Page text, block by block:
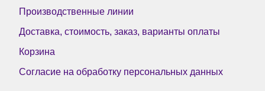
Производственные линии
Доставка, стоимость, заказ, варианты оплаты
Корзина
Согласие на обработку персональных данных